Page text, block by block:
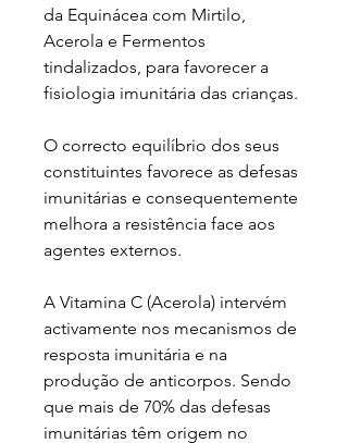
da Equinácea com Mirtilo,
Acerola e Fermentos
tindalizados, para favorecer a
fisiologia imunitária das crianças.
O correcto equilíbrio dos seus
constituintes favorece as defesas
imunitárias e consequentemente
melhora a resistência face aos
agentes externos.
A Vitamina C (Acerola) intervém
activamente nos mecanismos de
resposta imunitária e na
produção de anticorpos. Sendo
que mais de 70% das defesas
imunitárias têm origem no